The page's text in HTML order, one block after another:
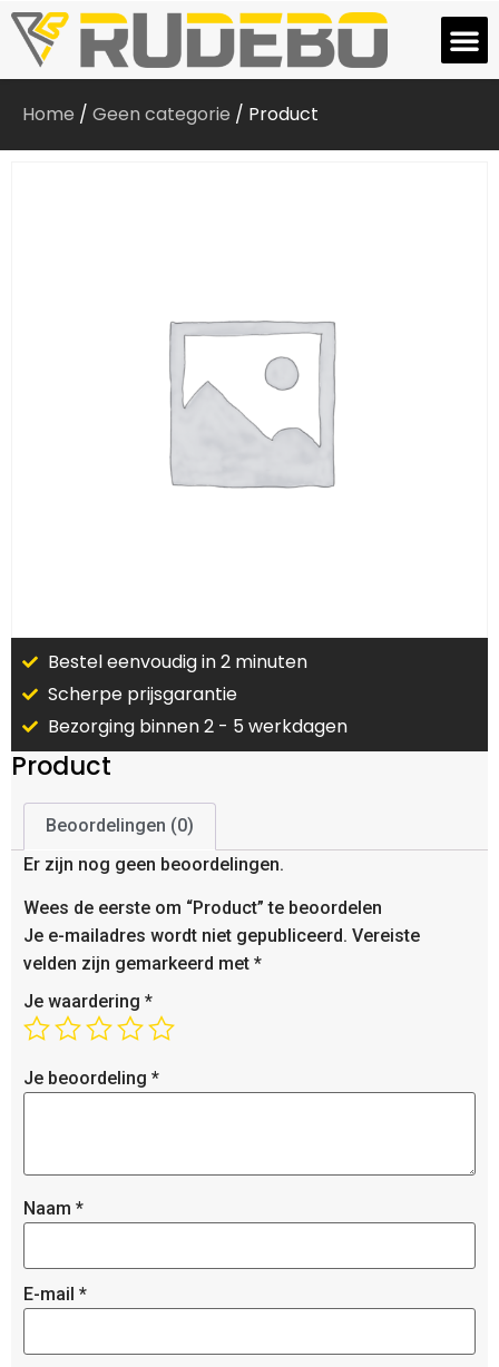
Home / Geen categorie / Product
Bestel eenvoudig in 2 minuten
Scherpe prijsgarantie
Bezorging binnen 2 - 5 werkdagen
Product
Beoordelingen (0)
Er zijn nog geen beoordelingen.
Wees de eerste om “Product” te beoordelen
Je e-mailadres wordt niet gepubliceerd. Vereiste
velden zijn gemarkeerd met *
Je waardering *
Je beoordeling *
Naam *
E-mail *